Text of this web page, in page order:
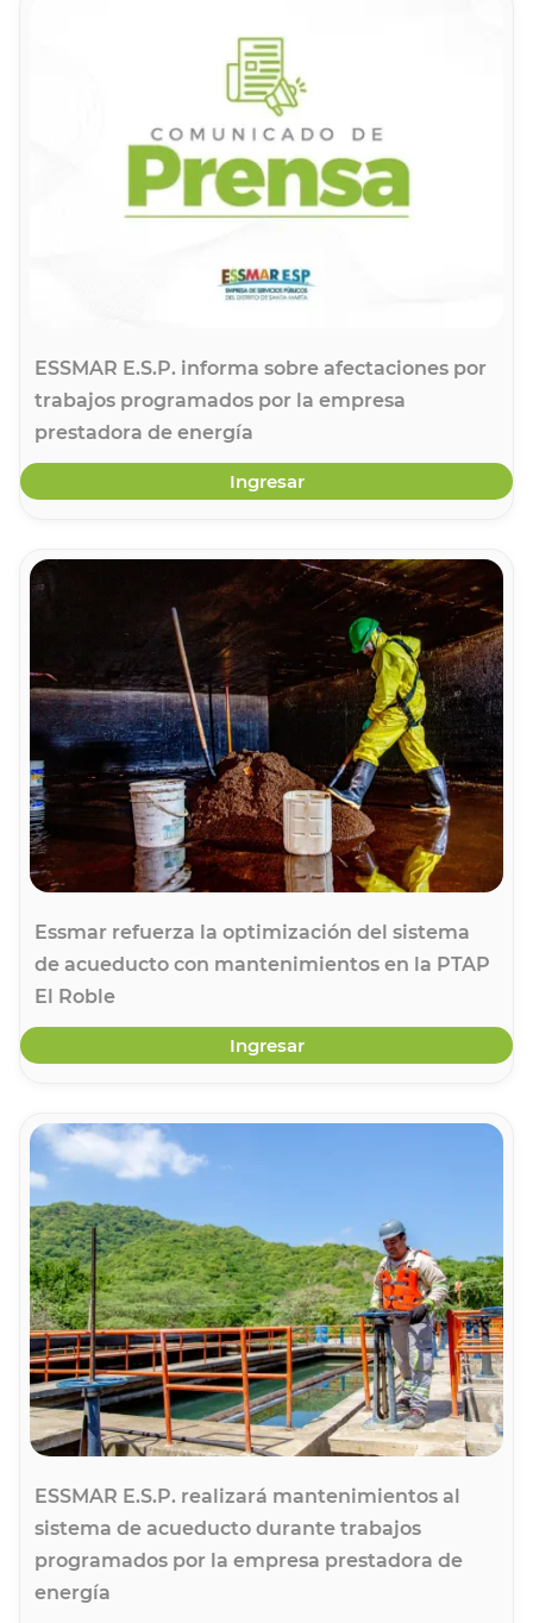
ESSMAR E.S.P. informa sobre afectaciones por
trabajos programados por la empresa
prestadora de energía
Ingresar
Essmar refuerza la optimización del sistema
de acueducto con mantenimientos en la PTAP
El Roble
Ingresar
ESSMAR E.S.P. realizará mantenimientos al
sistema de acueducto durante trabajos
programados por la empresa prestadora de
energía